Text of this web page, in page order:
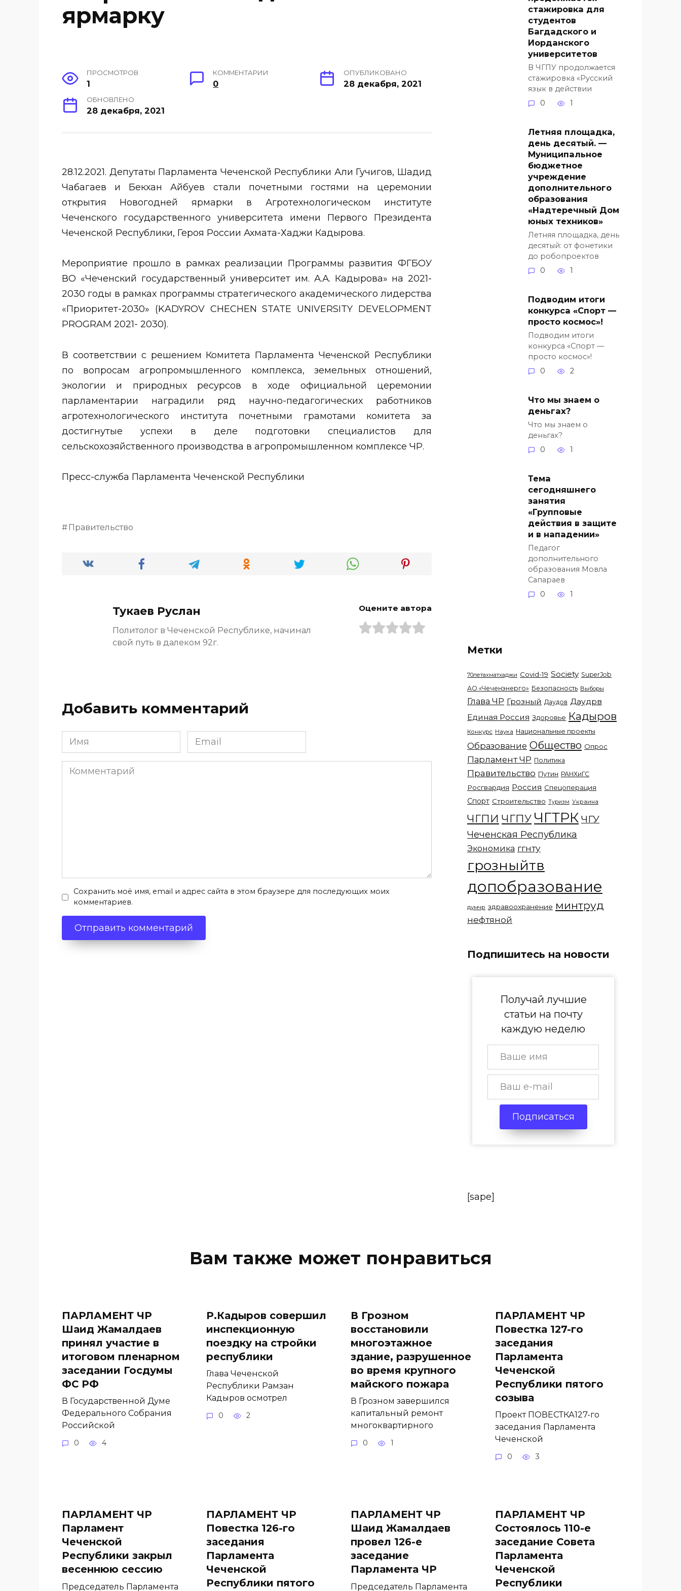
ярмарку
ПРОСМОТРОВ
1
КОММЕНТАРИИ
0
ОПУБЛИКОВАНО
28 декабря, 2021
ОБНОВЛЕНО
28 декабря, 2021
28.12.2021. Депутаты Парламента Чеченской Республики Али Гучигов, Шадид
Чабагаев и Бекхан Айбуев стали почетными гостями на церемонии
открытия Новогодней ярмарки в Агротехнологическом институте
Чеченского государственного университета имени Первого Президента
Чеченской Республики, Героя России Ахмата-Хаджи Кадырова.
Мероприятие прошло в рамках реализации Программы развития ФГБОУ
ВО «Чеченский государственный университет им. А.А. Кадырова» на 2021-
2030 годы в рамках программы стратегического академического лидерства
«Приоритет-2030» (KADYROV CHECHEN STATE UNIVERSITY DEVELOPMENT
PROGRAM 2021- 2030).
В соответствии с решением Комитета Парламента Чеченской Республики
по вопросам агропромышленного комплекса, земельных отношений,
экологии и природных ресурсов в ходе официальной церемонии
парламентарии наградили ряд научно-педагогических работников
агротехнологического института почетными грамотами комитета за
достигнутые успехи в деле подготовки специалистов для
сельскохозяйственного производства в агропромышленном комплексе ЧР.
Пресс-служба Парламента Чеченской Республики
Правительство
Тукаев Руслан
Политолог в Чеченской Республике, начинал
свой путь в далеком 92г.
Оцените автора
Добавить комментарий
Имя
*
Email
*
Комментарий
Сохранить моё имя, email и адрес сайта в этом браузере для последующих моих
комментариев.
стажировка для
студентов
Багдадского и
Иорданского
университетов
В ЧГПУ продолжается
стажировка «Русский
язык в действии
0
1
Летняя площадка,
день десятый. —
Муниципальное
бюджетное
учреждение
дополнительного
образования
«Надтеречный Дом
юных техников»
Летняя площадка, день
десятый: от фонетики
до робопроектов
0
1
Подводим итоги
конкурса «Спорт —
просто космос»!
Подводим итоги
конкурса «Спорт —
просто космос»!
0
2
Что мы знаем о
деньгах?
Что мы знаем о
деньгах?
0
1
Тема
сегодняшнего
занятия
«Групповые
действия в защите
и в нападении»
Педагог
дополнительного
образования Мовла
Сапараев
0
1
Метки
70летахматхаджи Covid-19 Society SuperJob
АО «Чеченэнерго» Безопасность Выборы
Глава ЧР Грозный Даудов Даудрв
Единая Россия Здоровье Кадыров
Конкурс Наука Национальные проекты
Образование Общество Опрос
Парламент ЧР Политика
Правительство Путин РАНХиГС
Росгвардия Россия Спецоперация
Спорт Строительство Туризм Украина
ЧГПИ ЧГПУ ЧГТРК ЧГУ
Чеченская Республика
Экономика ггнту
грозныйтв
допобразование
думчр здравоохранение минтруд
нефтяной
Подпишитесь на новости
Получай лучшие
статьи на почту
каждую неделю
Подписаться
[sape]
Вам также может понравиться
ПАРЛАМЕНТ ЧР
Шаид Жамалдаев
принял участие в
итоговом пленарном
заседании Госдумы
ФС РФ
В Государственной Думе
Федерального Собрания
Российской
0 4
Р.Кадыров совершил
инспекционную
поездку на стройки
республики
Глава Чеченской
Республики Рамзан
Кадыров осмотрел
0 2
В Грозном
восстановили
многоэтажное
здание, разрушенное
во время крупного
майского пожара
В Грозном завершился
капитальный ремонт
многоквартирного
0 1
ПАРЛАМЕНТ ЧР
Повестка 127-го
заседания
Парламента
Чеченской
Республики пятого
созыва
Проект ПОВЕСТКА127-го
заседания Парламента
Чеченской
0 3
ПАРЛАМЕНТ ЧР
Парламент
Чеченской
Республики закрыл
весеннюю сессию
Председатель Парламента
ПАРЛАМЕНТ ЧР
Повестка 126-го
заседания
Парламента
Чеченской
Республики пятого
ПАРЛАМЕНТ ЧР
Шаид Жамалдаев
провел 126-е
заседание
Парламента ЧР
Председатель Парламента
ПАРЛАМЕНТ ЧР
Состоялось 110-е
заседание Совета
Парламента
Чеченской
Республики